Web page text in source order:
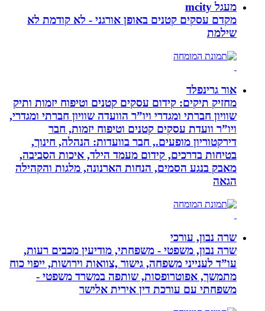
מעגל mcity
מקדם עסקים קטנים באופן אורגני - לא קודמת לא
שילמת
אור גרינפלד
מחזיק תיקים: קידום עסקים קטנים וטיפוח יזמות ותיק
שוויון חברתי ומגדרי ויו”ר הוועדה שוויון חברתי ומגדרי,
ויו”ר וועדת עסקים קטנים וטיפוח יזמות, חבר
דירקטוריון מופעים., חבר בוועדות: הנהלה, חינוך,
בטיחות בדרכים, קידום מעמד הילד, איכות הסביבה,
מאבק בנגע הסמים, הנחות הארנונה, מלגות והקהילה
שרה נבון, עורכי
שרה נבון, משפטי - משפחתי, מודיעין מכבים רעות,
עו”ד לענייני משפחה, גישור ,צוואות וירושות, ייפוי כוח
מתמשך, אפוטרופסות, שותפה במשרד משפטי -
משפחתי עם עורכת דין אירית אלישר